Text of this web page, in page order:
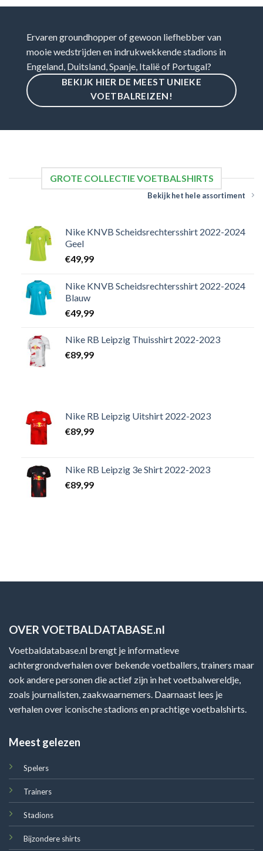
Ervaren groundhopper of gewoon liefhebber van
mooie wedstrijden en indrukwekkende stadions in
Engeland, Duitsland, Spanje, Italië of Portugal?
BEKIJK HIER DE MEEST UNIEKE
VOETBALREIZEN!
GROTE COLLECTIE VOETBALSHIRTS
Bekijk het hele assortiment
Nike KNVB Scheidsrechtersshirt 2022-2024
Geel
€49,99
Nike KNVB Scheidsrechtersshirt 2022-2024
Blauw
€49,99
Nike RB Leipzig Thuisshirt 2022-2023
€89,99
Nike RB Leipzig Uitshirt 2022-2023
€89,99
Nike RB Leipzig 3e Shirt 2022-2023
€89,99
OVER VOETBALDATABASE.nl
Voetbaldatabase.nl brengt je informatieve
achtergrondverhalen over bekende voetballers, trainers maar
ook andere personen die actief zijn in het voetbalwereldje,
zoals journalisten, zaakwaarnemers. Daarnaast lees je
verhalen over iconische stadions en prachtige voetbalshirts.
Meest gelezen
Spelers
Trainers
Stadions
Bijzondere shirts